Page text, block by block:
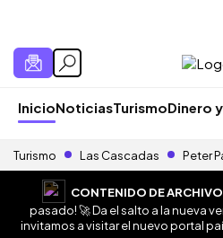
InicioNoticiasTurismoDinero
Turismo Las Cascadas Peter
CONTENIDO DE
pasado! 🚀 Da el salto a la nueva
invitamos a visitar el nuevo portal